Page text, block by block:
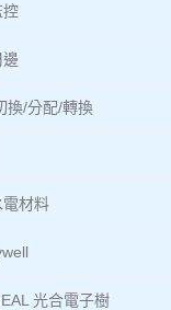
控
換/分配/轉換
材料
光合電子樹